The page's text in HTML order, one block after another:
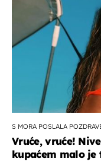
S MORA POSLALA
Vruće, vruće!
kupaćem malo